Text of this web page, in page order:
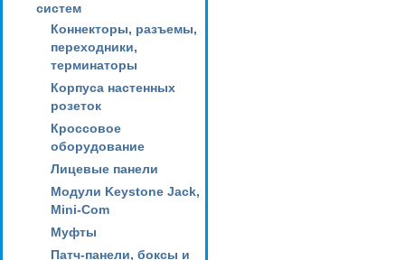
систем
Коннекторы, разъемы,
переходники,
терминаторы
Корпуса настенных
розеток
Кроссовое
оборудование
Лицевые панели
Модули Keystone Jack,
Mini-Com
Муфты
Патч-панели, боксы и